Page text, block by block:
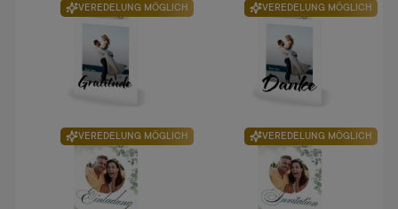
VEREDELUNG MÖGLICH VEREDELUNG MÖGLICH
VEREDELUNG MÖGLICH VEREDELUNG MÖGLICH